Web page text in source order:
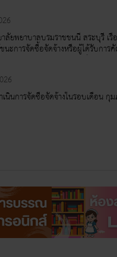
ลัยพยาบาลบรมราชชนนี สระบุรี เรื่
ะการจัดซื้อจัดจ้างหรือผู้ได้รับการ
นินการจัดซื้อจัดจ้างในรอบเดือน กุ